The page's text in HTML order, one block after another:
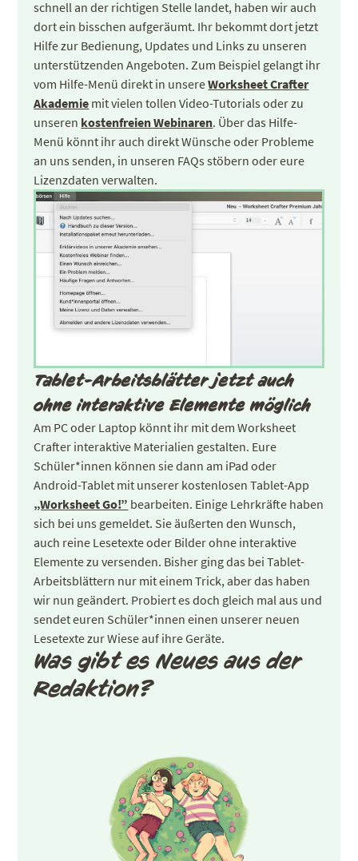
schnell an der richtigen Stelle landet, haben wir auch
dort ein bisschen aufgeräumt. Ihr bekommt dort jetzt
Hilfe zur Bedienung, Updates und Links zu unseren
unterstützenden Angeboten. Zum Beispiel gelangt ihr
vom Hilfe-Menü direkt in unsereWorksheet Crafter
Akademie mit vielen tollen Video-Tutorials oder zu
unseren kostenfreien Webinaren. Über das Hilfe-
Menü könnt ihr auch direkt Wünsche oder Probleme
an uns senden, in unseren FAQs stöbern oder eure
Lizenzdaten verwalten.
Tablet-Arbeitsblätter jetzt auch
ohne interaktive Elemente möglich
Am PC oder Laptop könnt ihr mit dem Worksheet
Crafter interaktive Materialien gestalten. Eure
Schüler*innen können sie dann am iPad oder
Android-Tablet mit unserer kostenlosen Tablet-App
„Worksheet Go!” bearbeiten. Einige Lehrkräfte haben
sich bei uns gemeldet. Sie äußerten den Wunsch,
auch reine Lesetexte oder Bilder ohne interaktive
Elemente zu versenden. Bisher ging das bei Tablet-
Arbeitsblättern nur mit einem Trick, aber das haben
wir nun geändert. Probiert es doch gleich mal aus und
sendet euren Schüler*innen einen unserer neuen
Lesetexte zur Wiese auf ihre Geräte.
Was gibt es Neues aus der
Redaktion?